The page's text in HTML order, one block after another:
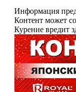
Информация
Контент может
Курение вредит